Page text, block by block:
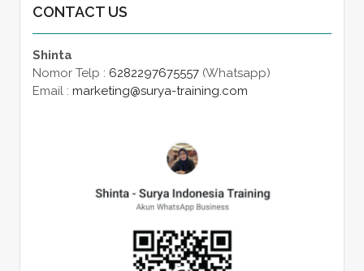
CONTACT US
Shinta
Nomor Telp : 6282297675557(Whatsapp)
Email : marketing@surya-training.com